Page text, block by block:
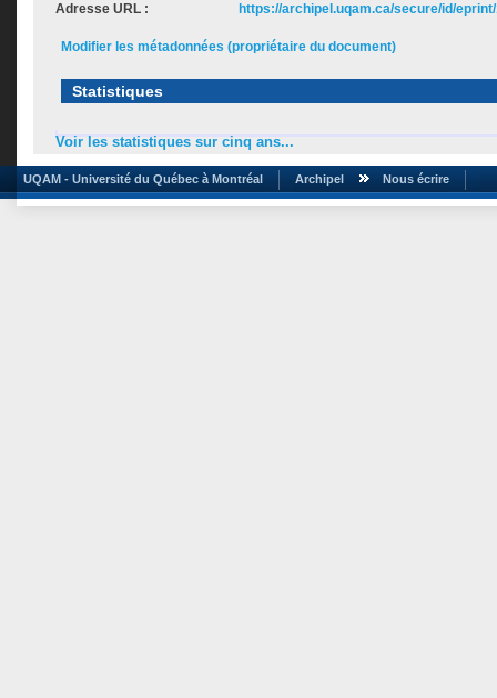
Adresse URL :
https://archipel.uqam.ca/secure/id/
Modifier les métadonnées (propriétaire du document)
Statistiques
Voir les statistiques sur cinq ans...
UQAM - Université du Québec à Montréal Archipel Nous écrire